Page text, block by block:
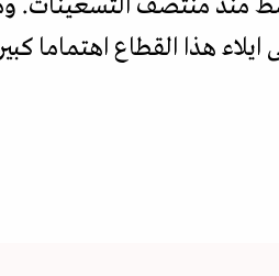
ايلاء هذا القطاع